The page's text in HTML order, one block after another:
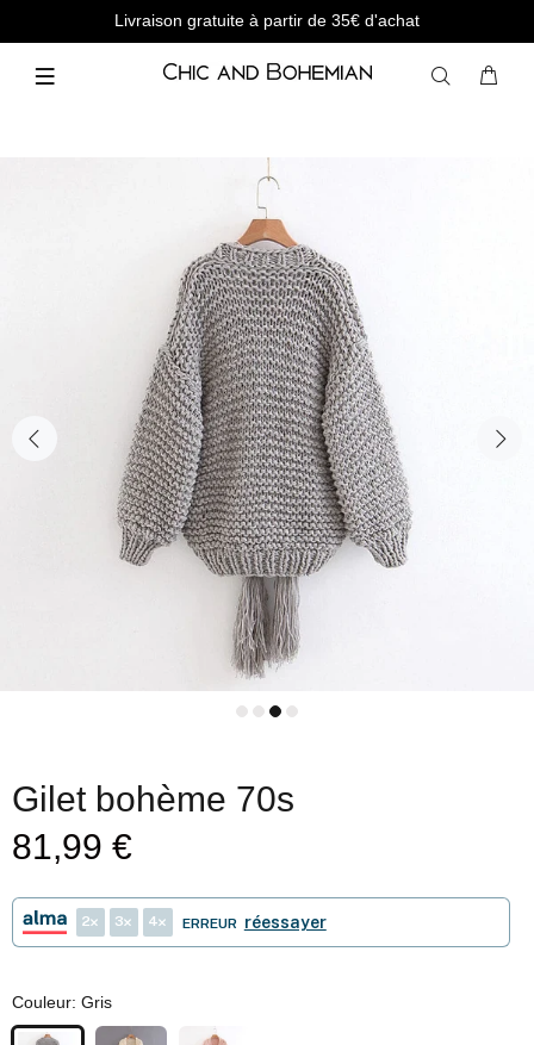
Livraison gratuite à partir de 35€ d'achat
Gilet bohème 70s
81,99 €
2 3 4 ERREUR réessayer
Couleur: Gris